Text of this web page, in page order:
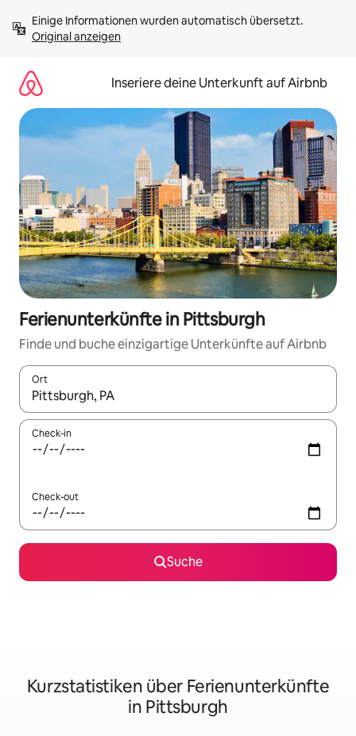
Inhalten
springenOriginal anzeigen
Inseriere deine Unterkunft auf Airbnb
Ferienunterkünfte in Pittsburgh
Finde und buche einzigartige Unterkünfte auf Airbnb
Ort
Wenn Ergebnisse verfügbar sind, navigiere mit den
Check-in
Check-out
Suche
Kurzstatistiken über Ferienunterkünfte
in Pittsburgh